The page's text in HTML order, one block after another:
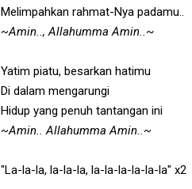
Melimpahkan rahmat-Nya padamu..
~Amin.., Allahumma Amin..~
Yatim piatu, besarkan hatimu
Di dalam mengarungi
Hidup yang penuh tantangan ini
~Amin.. Allahumma Amin..~
"La-la-la, la-la-la, la-la-la-la-la-la" x2